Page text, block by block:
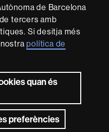
de Barcelona
tercers amb
Si desitja més
nostrapolítica de
quan és
preferències
HR
Excellence
Research
-
de
Accessibilitat web